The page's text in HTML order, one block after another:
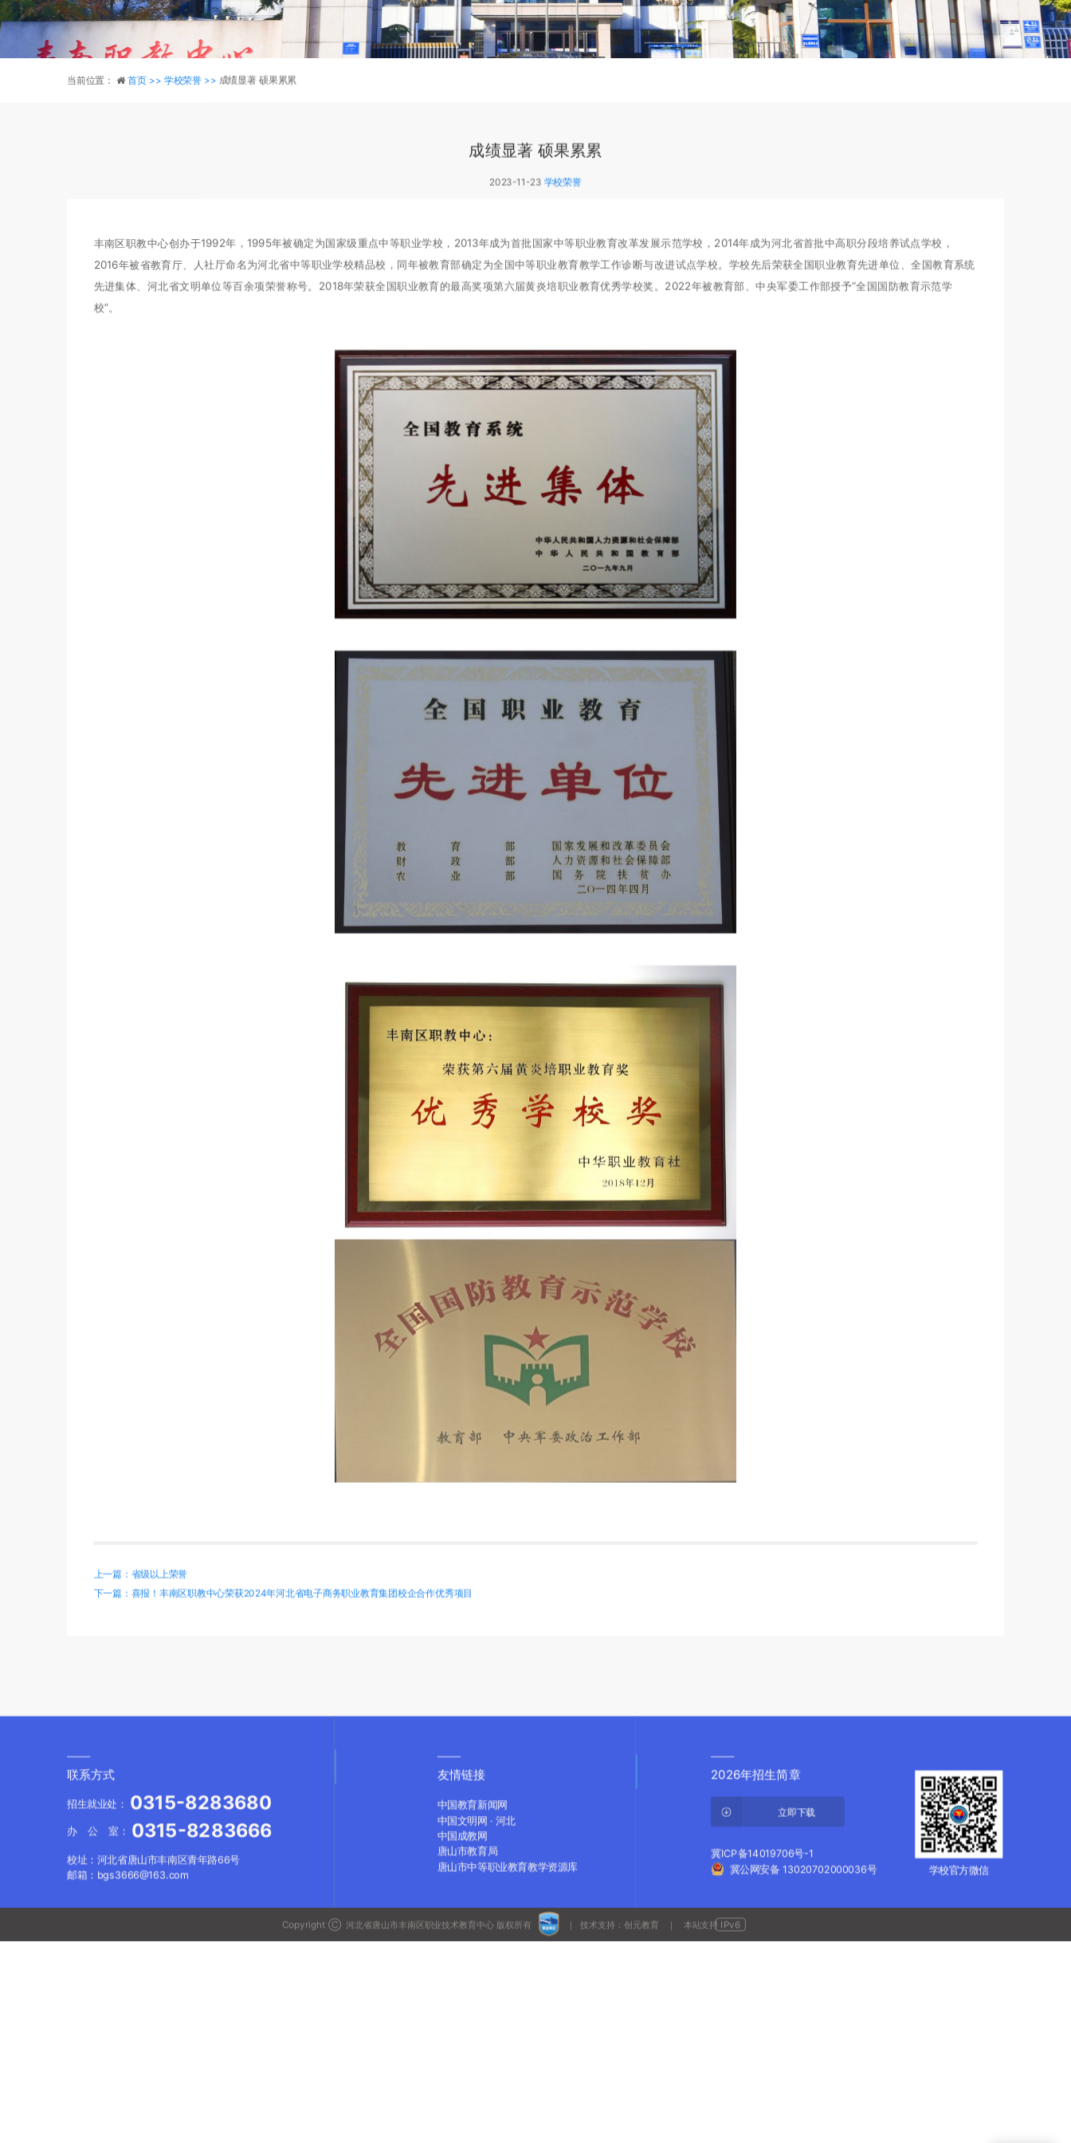
当前位置： 首页 >> 学校荣誉 >> 成绩显著 硕果累累
成绩显著 硕果累累
2023-11-23 学校荣誉
丰南区职教中心创办于1992年，1995年被确定为国家级重点中等职业学校，2013年成为首批国家中等职业教育改革发展示范学校，2014年成为河北省首批中高职分段培养试点学校，
2016年被省教育厅、人社厅命名为河北省中等职业学校精品校，同年被教育部确定为全国中等职业教育教学工作诊断与改进试点学校。学校先后荣获全国职业教育先进单位、全国教育系统
先进集体、河北省文明单位等百余项荣誉称号。2018年荣获全国职业教育的最高奖项第六届黄炎培职业教育优秀学校奖。2022年被教育部、中央军委工作部授予“全国国防教育示范学
校”。
上一篇：省级以上荣誉
下一篇：喜报！丰南区职教中心荣获2024年河北省电子商务职业教育集团校企合作优秀项目
联系方式
招生就业处：
办 公 室：
校址：河北省唐山市丰南区青年路66号
邮箱：bgs3666@163.com
0315-8283680
0315-8283666
友情链接
中国教育新闻网
中国文明网 · 河北
中国成教网
唐山市教育局
唐山市中等职业教育教学资源库
2026年招生简章
立即下载
学校官方微信
冀ICP备14019706号-1
冀公网安备 13020702000036号
Copyright Ⓒ河北省唐山市丰南区职业技术教育中心 版权所有 ｜ 技术支持： 创元教育 ｜ 本站支持 IPv6